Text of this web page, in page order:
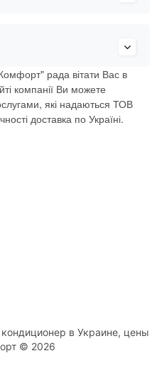
рада вітати Вас в
компанії Ви можете
які надаються ТОВ
доставка по Україні.
в Украине, цены
© 2026